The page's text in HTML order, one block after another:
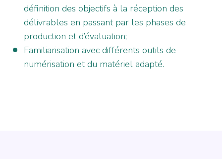
définition des objectifs à la réception des
délivrables en passant par les phases de
production et d’évaluation;
Familiarisation avec différents outils de
numérisation et du matériel adapté.